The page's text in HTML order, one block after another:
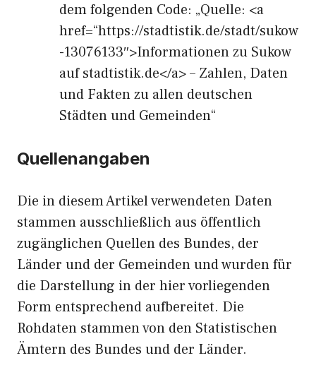
dem folgenden Code: „Quelle: <a
href=“https://stadtistik.de/stadt/sukow
-13076133″>Informationen zu Sukow
auf stadtistik.de</a> – Zahlen, Daten
und Fakten zu allen deutschen
Städten und Gemeinden“
Quellenangaben
Die in diesem Artikel verwendeten Daten
stammen ausschließlich aus öffentlich
zugänglichen Quellen des Bundes, der
Länder und der Gemeinden und wurden für
die Darstellung in der hier vorliegenden
Form entsprechend aufbereitet. Die
Rohdaten stammen von den Statistischen
Ämtern des Bundes und der Länder.